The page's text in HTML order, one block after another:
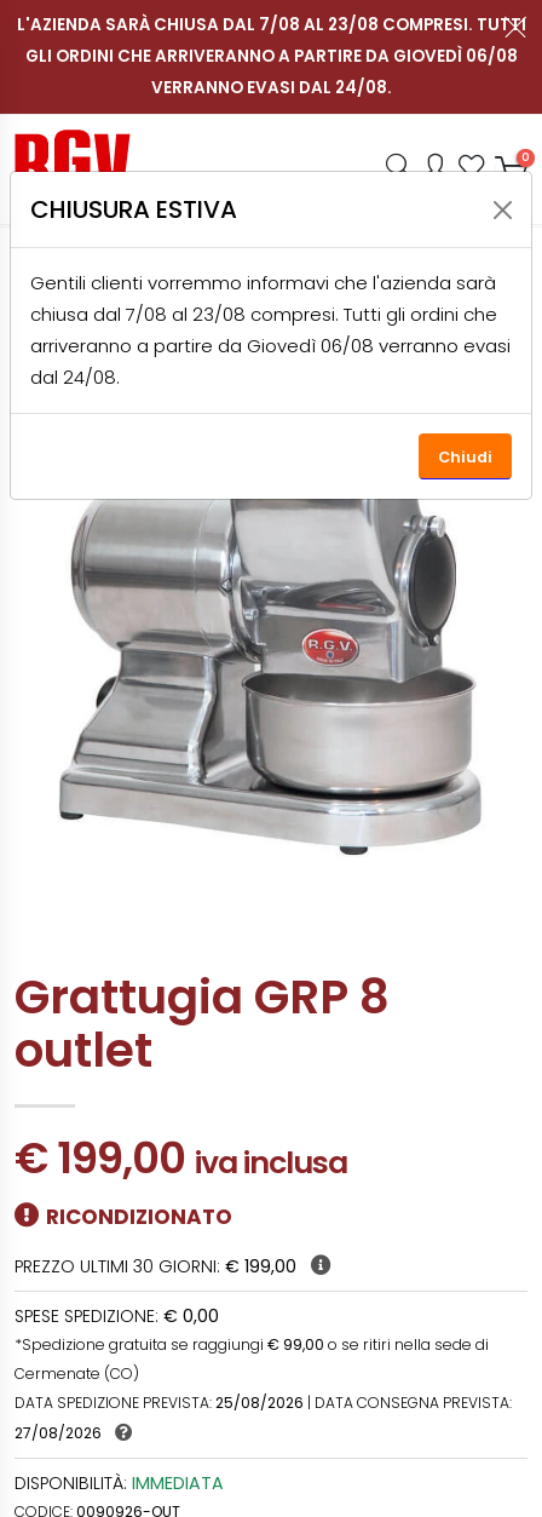
L'AZIENDA SARÀ CHIUSA DAL 7/08 AL 23/08 COMPRESI. TUTTI
GLI ORDINI CHE ARRIVERANNO A PARTIRE DA GIOVEDÌ 06/08
VERRANNO EVASI DAL 24/08.
IT Contattaci su WhatsApp
Segui RGV Italy su
Shop RGV
Ricerca 0
HOME OUTLET
PER LA CASA
GRATTUGIA GRP 8 OUTLET
Grattugia GRP 8
outlet
€ 199,00 iva inclusa
RICONDIZIONATO
PREZZO ULTIMI 30 GIORNI: € 199,00
SPESE SPEDIZIONE: € 0,00
*Spedizione gratuita se raggiungi € 99,00 o se ritiri nella sede di
Cermenate (CO)
DATA SPEDIZIONE PREVISTA:25/08/2026 | DATA CONSEGNA PREVISTA:
27/08/2026
DISPONIBILITÀ: IMMEDIATA
CODICE:0090926-OUT
CHIUSURA ESTIVA
Gentili clienti vorremmo informavi che l'azienda sarà
chiusa dal 7/08 al 23/08 compresi. Tutti gli ordini che
arriveranno a partire da Giovedì 06/08 verranno evasi
dal 24/08.
Chiudi